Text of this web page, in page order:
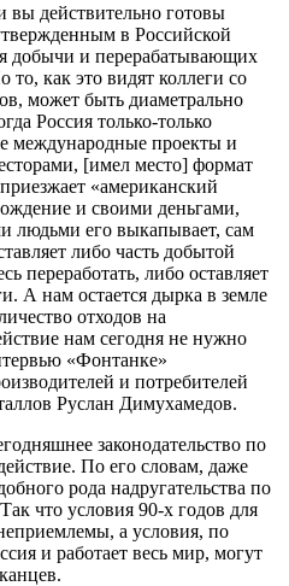
действительно готовы
в Российской
добычи и перерабатывающих
то, как это видят коллеги со
может быть диаметрально
Россия только-только
международные проекты и
[имел место] формат
«американский
и своими деньгами,
людьми его выкапывает, сам
либо часть добытой
переработать, либо оставляет
А нам остается дырка в земле
отходов на
нам сегодня не нужно
«Фонтанке»
и потребителей
Руслан Димухамедов.
законодательство по
По его словам, даже
рода надругательства по
что условия 90-х годов для
а условия, по
и работает весь мир, могут